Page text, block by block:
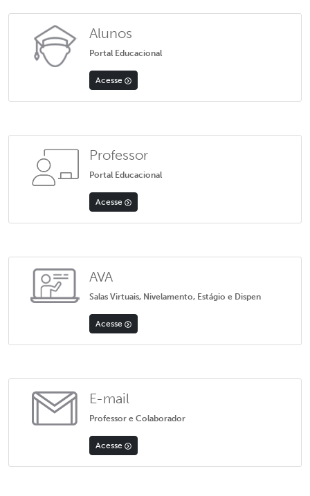
Alunos
Portal Educacional
Acesse
Professor
Portal Educacional
Acesse
AVA
Salas Virtuais, Nivelamento, Estágio e Dispen
Acesse
E-mail
Professor e Colaborador
Acesse